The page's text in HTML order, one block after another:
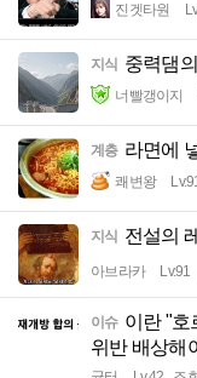
진겟타원
지식 중력댐
너빨갱이지
계층 라면에
쾌변왕
지식 전설의
아브라카 Lv.91
이슈 이란 "호
위반 배상해